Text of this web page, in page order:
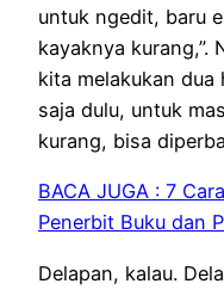
untuk ngedit, baru
kayaknya kurang,”.
kita melakukan dua
saja dulu, untuk
kurang, bisa
BACA JUGA : 7
Penerbit Buku dan
Delapan, kalau.